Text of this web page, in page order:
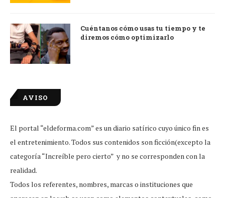
Cuéntanos cómo usas tu tiempo y te
diremos cómo optimizarlo
AVISO
El portal “eldeforma.com” es un diario satírico cuyo único fin es
el entretenimiento. Todos sus contenidos son ficción(excepto la
categoría “Increíble pero cierto” y no se corresponden con la
realidad.
Todos los referentes, nombres, marcas o instituciones que